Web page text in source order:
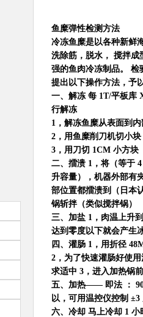
鱼糜弹性检测方法
冷冻鱼糜是以各种新鲜
洗除筋，脱水， 搅拌
强的鱼肉冷冻制品。 检
提出以下操作方法，予
一、解冻 每 1T/平板库
行解冻
1，解冻鱼糜从表面到
2，用鱼糜削刀机切小块
3，用刀切 1CM 小方块
二、擂溃 1，将（等于
升容量），机器外部有
部位置都擂溃到（日本
锅斩拌（类似搅拌锅）
三、加盐 1，肉温上升
达到零度以下就会产生
四、灌肠 1，用折径
2，为了快速灌肠好使
求适中 3，进入加热锅
五、加热—— 即法 ： 90
以，可用温控仪控制
六、冷却 马上冷却 1